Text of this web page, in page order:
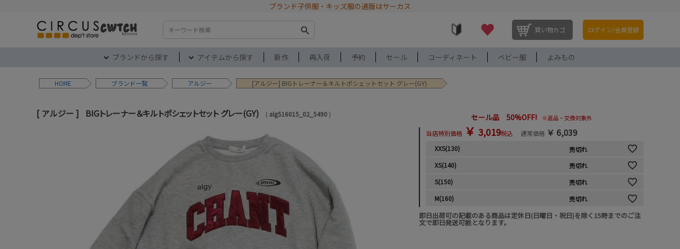
ブランド子供服・キッズ服の通販はサーカス
検索 買い物カゴ ログイン/会員登録
ブランドから探す アイテムから探す 新作 再入荷 予約 セール コーディネート ベビー服 よみもの
HOME ブランド アルジー [アルジー] BIGトレーナー＆キルトポシェットセット グレー(GY)
アルジー BIGトレーナー＆キルトポシェットセット グレー(GY) alg516015_02_5490 セール品 50%OFF! ※返品・交換対象外
当店特別価格 ￥ 3,019税込 通常価格 ￥ 6,039
XXS(130)
売切れ
XS(140)
売切れ
S(150)
売切れ
M(160)
売切れ
即日出荷可の記載のある商品は定休日(日曜日・祝日)を除く15時までのご注
文で即日発送可能となります。